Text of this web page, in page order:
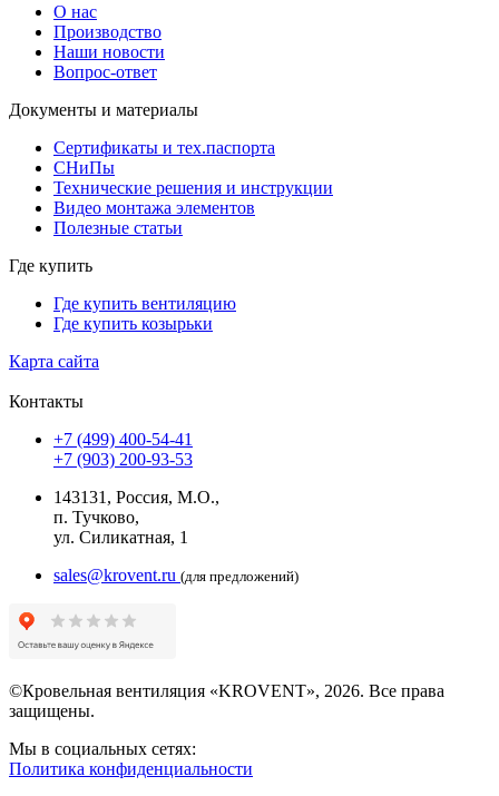
О нас
Производство
Наши новости
Вопрос-ответ
Документы и материалы
Сертификаты и тех.паспорта
СНиПы
Технические решения и инструкции
Видео монтажа элементов
Полезные статьи
Где купить
Где купить вентиляцию
Где купить козырьки
Карта сайта
Контакты
+7 (499) 400-54-41
+7 (903) 200-93-53
143131, Россия, М.О.,
п. Тучково,
ул. Силикатная, 1
sales@krovent.ru (для предложений)
©Кровельная вентиляция «KROVENT», 2026. Все права
защищены.
Мы в социальных сетях:
Политика конфиденциальности